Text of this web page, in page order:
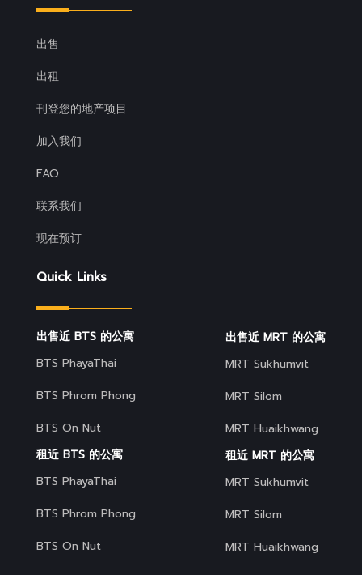
出售
出租
刊登您的地产项目
加入我们
FAQ
联系我们
现在预订
Quick Links
出售近 BTS 的公寓
BTS PhayaThai
BTS Phrom Phong
BTS On Nut
租近 BTS 的公寓
BTS PhayaThai
BTS Phrom Phong
BTS On Nut
出售近 MRT 的公寓
MRT Sukhumvit
MRT Silom
MRT Huaikhwang
租近 MRT 的公寓
MRT Sukhumvit
MRT Silom
MRT Huaikhwang